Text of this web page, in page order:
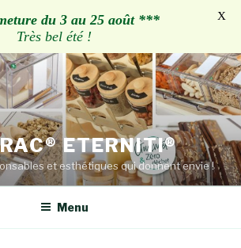
ETERNITI®
et esthétiques qui donnent envie !
Menu
du 3 au 25 août ***
Très bel été !
X